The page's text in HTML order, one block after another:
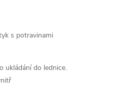
s potravinami
ukládání do lednice.